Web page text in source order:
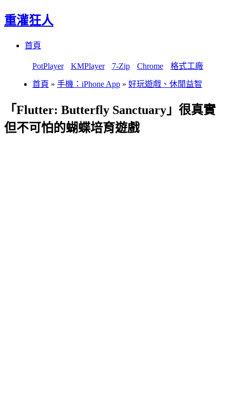
重灌狂人
首頁
PotPlayer KMPlayer 7-Zip Chrome 格式工廠
首頁 » 手機：iPhone App » 好玩遊戲、休閒益智
「Flutter: Butterfly Sanctuary」很真實
但不可怕的蝴蝶培育遊戲